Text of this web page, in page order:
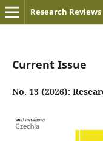
Research Reviews
Current Issue
No. 13 (2026):